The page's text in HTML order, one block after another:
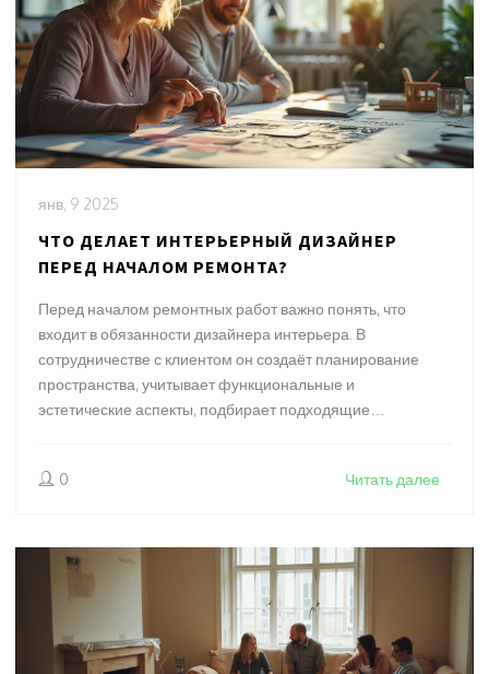
янв, 9 2025
ЧТО ДЕЛАЕТ ИНТЕРЬЕРНЫЙ ДИЗАЙНЕР
ПЕРЕД НАЧАЛОМ РЕМОНТА?
Перед началом ремонтных работ важно понять, что
входит в обязанности дизайнера интерьера. В
сотрудничестве с клиентом он создаёт планирование
пространства, учитывает функциональные и
эстетические аспекты, подбирает подходящие
готового проекта. Хороший дизайнер предлагает
0 Читать далее